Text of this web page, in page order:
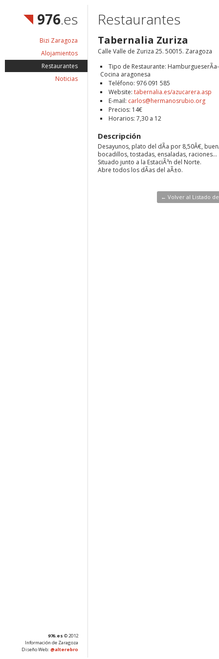
976.es
Bizi Zaragoza
Alojamientos
Restaurantes
Noticias
Restaurantes
Tabernalia Zuriza
Calle Valle de Zuriza 25. 50015. Zaragoza
Tipo de Restaurante:
Cocina aragonesa
Teléfono: 976 091 585
Website: tabernalia.es/azucarera.asp
E-mail: carlos@hermanosrubio.org
Precios: 14€
Horarios: 7,30 a 12
Descripción
Desayunos, plato del dÃ­a por 8,50Â€,
bocadillos, tostadas, ensaladas, raciones...
Situado junto a la EstaciÃ³n del Norte.
Abre todos los dÃ­as del aÃ±o.
← Volver al Listado
976.es © 2012
Información de Zaragoza
Diseño Web: @alterebro